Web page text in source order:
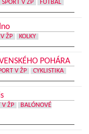
ŠPORT V ŽP FUTBAL
ŽP KOLKY
POHÁRA
V ŽP CYKLISTIKA
V ŽP
BALÓNOVÉ